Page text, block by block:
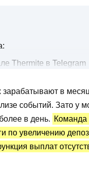
Thermite в Telegram
в
событий. Зато у
в день. Команда
по увеличению
выплат